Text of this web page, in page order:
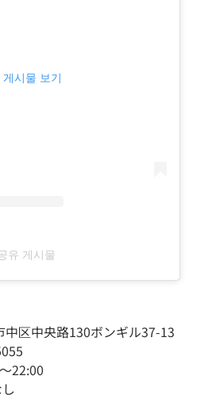
시물 보기
유 게시물
中区中央路130ボンギル37-13
22:00